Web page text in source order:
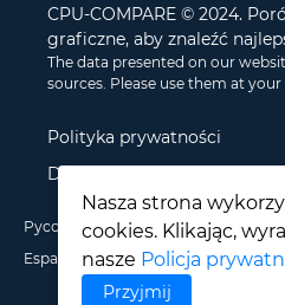
CPU-COMPARE © 2024.
graficzne, aby znaleźć
The data presented on our
sources. Please use them at
Polityka prywatności
Disclamer
Nasza strona
cookies. Klikając,
nasze Policja
Przyjmij
Русский English Deutsch
Español
Polski